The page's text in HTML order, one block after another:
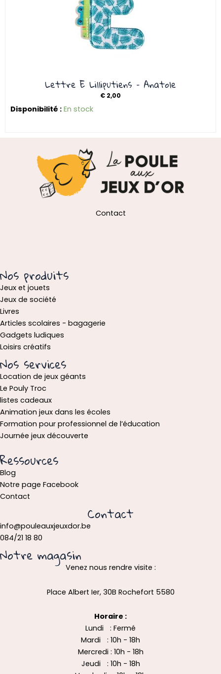
Lettre E Lilliputiens – Anatole
€ 2,00
Disponibilité : En stock
Contact
Nos produits
Jeux et jouets
Jeux de société
Livres
Articles scolaires - bagagerie
Gadgets ludiques
Loisirs créatifs
Nos services
Location de jeux géants
Le Pouly Troc
listes cadeaux
Animation jeux dans les écoles
Formation pour professionnel de l’éducation
Journée jeux découverte
Ressources
Blog
Notre page Facebook
Contact
Contact
info@pouleauxjeuxdor.be
084/21 18 80
Notre magasin
Venez nous rendre visite :
Place Albert Ier, 30B Rochefort 5580
Horaire :
Lundi : Fermé
Mardi : 10h - 18h
Mercredi : 10h - 18h
Jeudi : 10h - 18h